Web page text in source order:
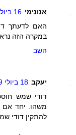
אנונימי 16 ביולי 2019 בשעה 16:58
האם לדעתך
במקרה הזה
השב
יעקב 18 ביולי 2019 בשעה 21:40
דודי שמש
משהו. יחד אם
להתקין דודי